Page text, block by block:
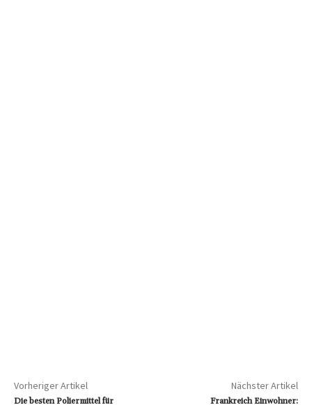
Vorheriger Artikel
Die besten Poliermittel für
Nächster Artikel
Frankreich Einwohner: